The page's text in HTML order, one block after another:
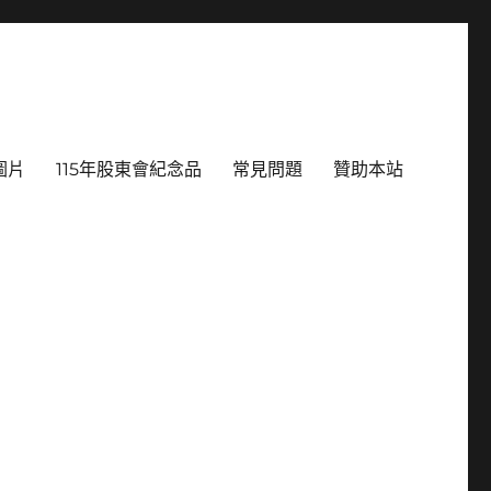
片 115年股東會紀念品 常見問題 贊助本站